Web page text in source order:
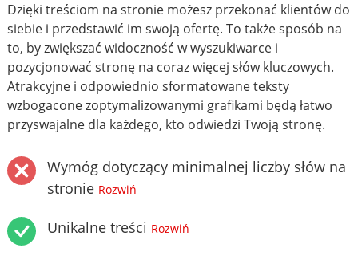
Dzięki treściom na stronie możesz przekonać klientów do
siebie i przedstawić im swoją ofertę. To także sposób na
to, by zwiększać widoczność w wyszukiwarce i
pozycjonować stronę na coraz więcej słów kluczowych.
Atrakcyjne i odpowiednio sformatowane teksty
wzbogacone zoptymalizowanymi grafikami będą łatwo
przyswajalne dla każdego, kto odwiedzi Twoją stronę.
Wymóg dotyczący minimalnej liczby słów na
stronie Rozwiń
Unikalne treści Rozwiń